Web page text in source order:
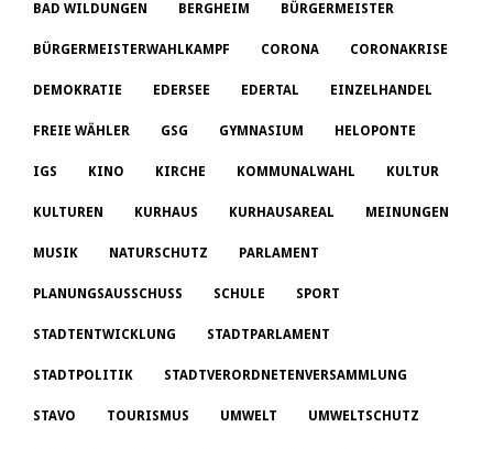
BAD WILDUNGEN BERGHEIM BÜRGERMEISTER
BÜRGERMEISTERWAHLKAMPF CORONA CORONAKRISE
DEMOKRATIE EDERSEE EDERTAL EINZELHANDEL
FREIE WÄHLER GSG GYMNASIUM HELOPONTE
IGS KINO KIRCHE KOMMUNALWAHL KULTUR
KULTUREN KURHAUS KURHAUSAREAL MEINUNGEN
MUSIK NATURSCHUTZ PARLAMENT
PLANUNGSAUSSCHUSS SCHULE SPORT
STADTENTWICKLUNG STADTPARLAMENT
STADTPOLITIK STADTVERORDNETENVERSAMMLUNG
STAVO TOURISMUS UMWELT UMWELTSCHUTZ